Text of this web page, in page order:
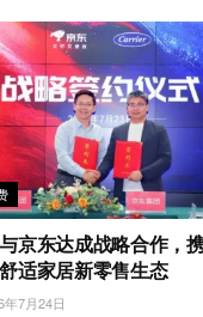
京东达成战略合作，
适家居新零售生态
7月24日